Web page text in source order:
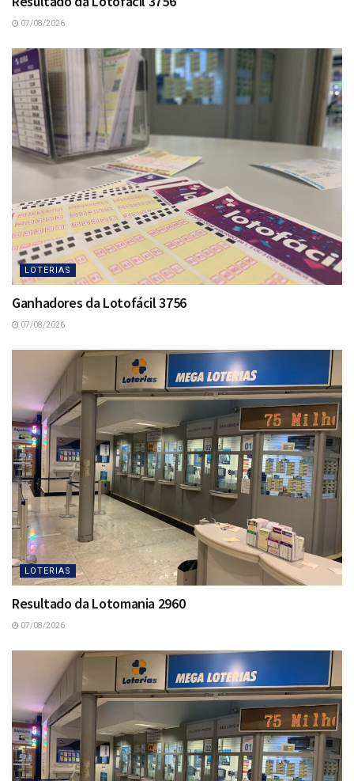
07/08/2026
LOTERIAS
Ganhadores da Lotofácil 3756
07/08/2026
LOTERIAS
Resultado da Lotomania 2960
07/08/2026